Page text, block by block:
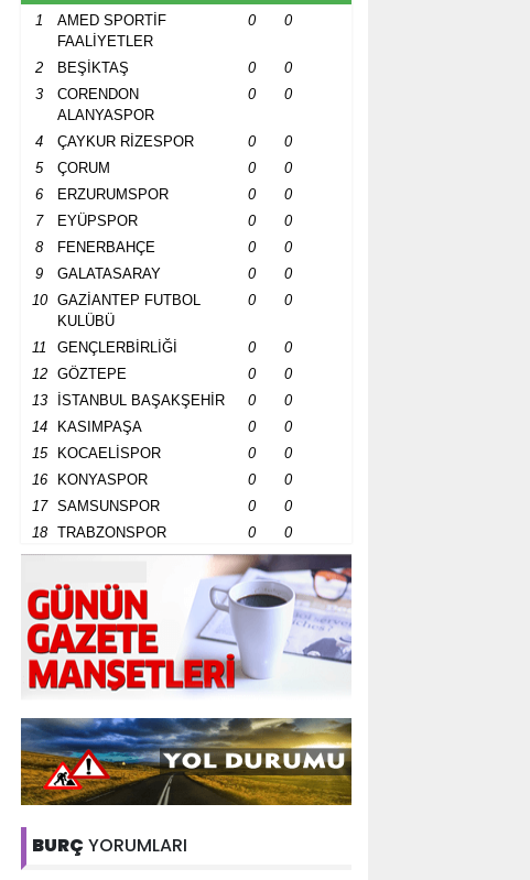
1
AMED SPORTİF
FAALİYETLER
0 0
2 BEŞİKTAŞ 0
0
3
CORENDON
ALANYASPOR
0 0
4 ÇAYKUR RİZESPOR 0
0
5
ÇORUM 0
0
6
ERZURUMSPOR 0
0
7
EYÜPSPOR 0
0
8
FENERBAHÇE 0
0
9
GALATASARAY 0
0
10
GAZİANTEP FUTBOL
KULÜBÜ
0 0
11 GENÇLERBİRLİĞİ 0
0
12
GÖZTEPE 0
0
13
İSTANBUL BAŞAKŞEHİR 0
0
14
KASIMPAŞA 0
0
15
KOCAELİSPOR 0
0
16
KONYASPOR 0
0
17
SAMSUNSPOR 0
0
18
TRABZONSPOR 0 0
BURÇ YORUMLARI